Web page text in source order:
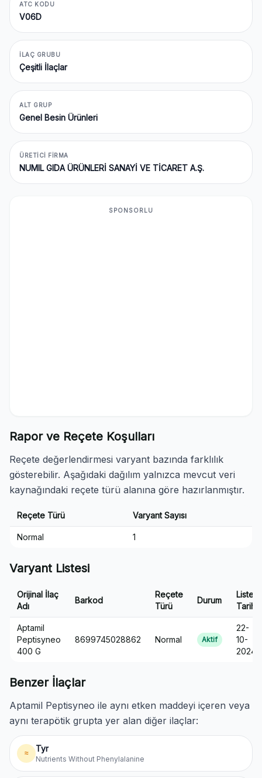
ATC KODU
V06D
İLAÇ GRUBU
Çeşitli İlaçlar
ALT GRUP
Genel Besin Ürünleri
ÜRETICI FIRMA
NUMIL GIDA ÜRÜNLERİ SANAYİ VE TİCARET A.Ş.
SPONSORLU
Rapor ve Reçete Koşulları
Reçete değerlendirmesi varyant bazında farklılık
gösterebilir. Aşağıdaki dağılım yalnızca mevcut veri
kaynağındaki reçete türü alanına göre hazırlanmıştır.
Reçete Türü Varyant Sayısı
Normal 1
Varyant Listesi
Orijinal İlaç
Adı
Barkod
Reçete
Türü
Durum
Liste
Tarihi
Aptamil
Peptisyneo
400 G
8699745028862 Normal Aktif
22-
10-
2024
Benzer İlaçlar
Aptamil Peptisyneo ile aynı etken maddeyi içeren veya
aynı terapötik grupta yer alan diğer ilaçlar:
≈ Tyr
Nutrients Without Phenylalanine